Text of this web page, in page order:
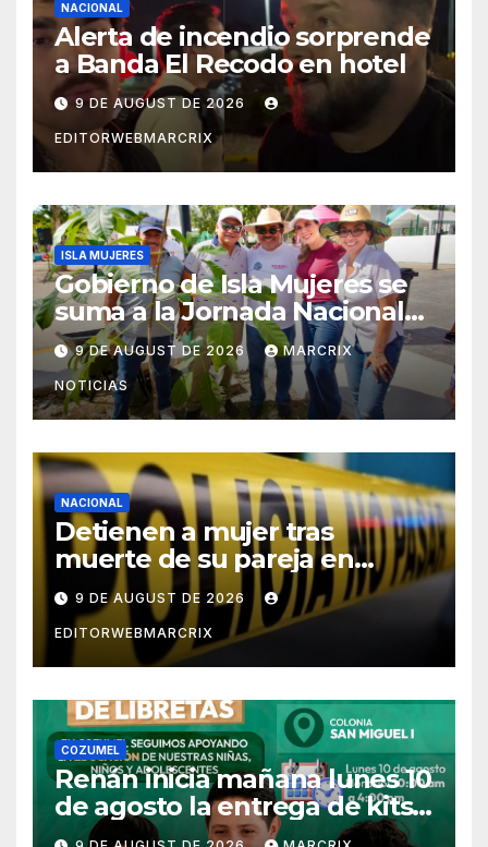
NACIONAL
Alerta de incendio sorprende
a Banda El Recodo en hotel
9 DE AUGUST DE 2026
EDITORWEBMARCRIX
ISLA MUJERES
Gobierno de Isla Mujeres se
suma a la Jornada Nacional
de Reforestación 2026
9 DE AUGUST DE 2026 MARCRIX
NOTICIAS
NACIONAL
Detienen a mujer tras
muerte de su pareja en
Saltillo
9 DE AUGUST DE 2026
EDITORWEBMARCRIX
COZUMEL
Renán inicia mañana lunes 10
de agosto la entrega de kits
escolares en Cozumel